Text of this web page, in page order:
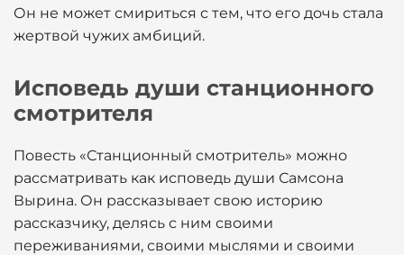
Он не может смириться с тем, что его дочь стала
жертвой чужих амбиций.
Исповедь души станционного
смотрителя
Повесть «Станционный смотритель» можно
рассматривать как исповедь души Самсона
Вырина. Он рассказывает свою историю
рассказчику, делясь с ним своими
переживаниями, своими мыслями и своими